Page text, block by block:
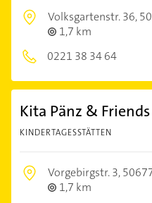
Volksgartenstr. 36,
1,7 km
0221 38 34 64
Kita Pänz & Friends
KINDERTAGESSTÄTTEN
Vorgebirgstr. 3,
1,7 km